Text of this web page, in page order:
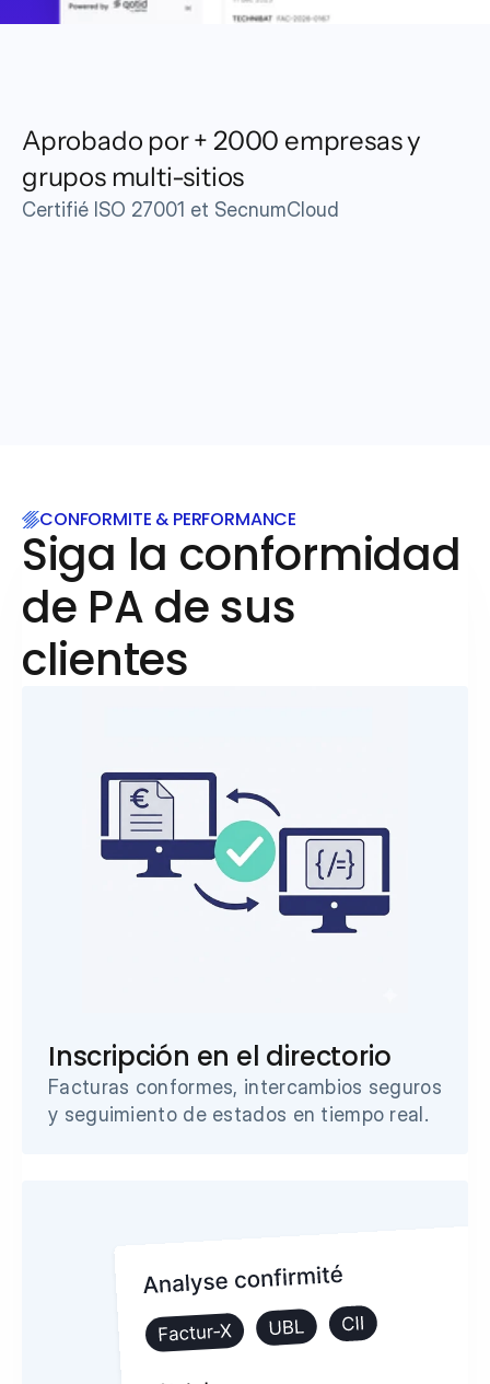
Aprobado por + 2000 empresas y
grupos multi-sitios
Certifié ISO 27001 et SecnumCloud
CONFORMITE & PERFORMANCE
Siga la conformidad
de PA de sus
clientes
Inscripción en el directorio
Facturas conformes, intercambios seguros
y seguimiento de estados en tiempo real.